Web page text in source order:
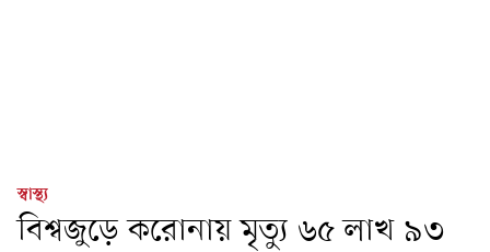
স্বাস্থ্য
বিশ্বজুড়ে করোনায় মৃত্যু ৬৫ লাখ ৯৩